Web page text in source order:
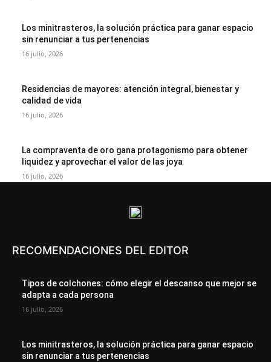
Los minitrasteros, la solución práctica para ganar espacio
sin renunciar a tus pertenencias
16 julio, 2026
Residencias de mayores: atención integral, bienestar y
calidad de vida
16 julio, 2026
La compraventa de oro gana protagonismo para obtener
liquidez y aprovechar el valor de las joya
16 julio, 2026
RECOMENDACIONES DEL EDITOR
Tipos de colchones: cómo elegir el descanso que mejor se
adapta a cada persona
16 julio, 2026
Los minitrasteros, la solución práctica para ganar espacio
sin renunciar a tus pertenencias